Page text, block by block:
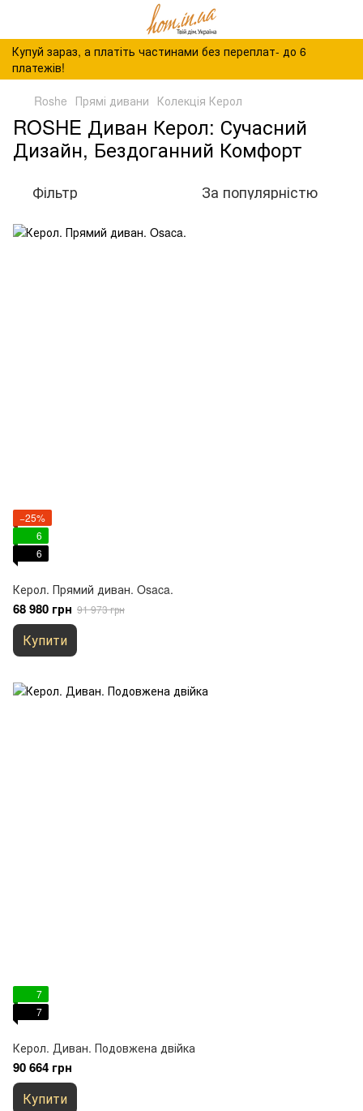
Купуй зараз, а платіть частинами без переплат- до 6
платежів!
Roshe Прямі дивани Колекція Керол
ROSHE Диван Керол: Сучасний
Дизайн, Бездоганний Комфорт
Фільтр За популярністю
−25%
6
6
Керол. Прямий диван. Osaca.
68 980 грн 91 973 грн
Купити
7
7
Керол. Диван. Подовжена двійка
90 664 грн
Купити